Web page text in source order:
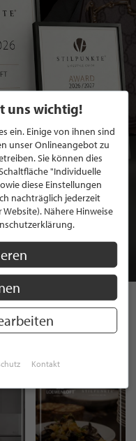
EINE GRATIS
AUF
uns wichtig!
ein. Einige von ihnen sind
unser Onlineangebot zu
Sie können dies
"Individuelle
diese Einstellungen
nachträglich jederzeit
Nähere Hinweise
Kontakt